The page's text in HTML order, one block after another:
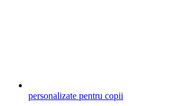
personalizate pentru copii